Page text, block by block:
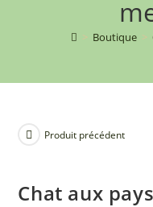
> Boutique >
Produit précédent
Chat aux